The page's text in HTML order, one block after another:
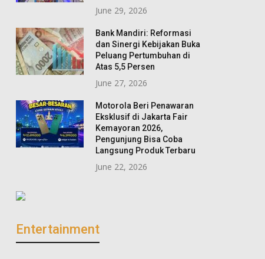
KAI Perkuat Integrasi
Bisnis, Kawasan Stasiun
KRL
July 9, 2026
June 29, 2026
Bank Mandiri: Reformasi
dan Sinergi Kebijakan Buka
Peluang Pertumbuhan di
Atas 5,5 Persen
June 27, 2026
Motorola Beri Penawaran
Eksklusif di Jakarta Fair
Kemayoran 2026,
Pengunjung Bisa Coba
Langsung Produk Terbaru
June 22, 2026
Entertainment